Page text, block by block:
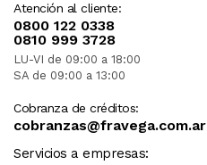
Atención al cliente:
0800 122 0338
0810 999 3728
LU-VI de 09:00 a 18:00
SA de 09:00 a 13:00
Cobranza de créditos:
cobranzas@fravega.com.ar
Servicios a empresas: